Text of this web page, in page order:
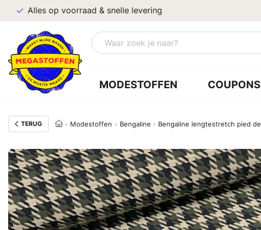
Alles op voorraad & snelle levering
MODESTOFFEN COUPONS
TERUG Modestoffen Bengaline Bengaline lengtestretch pied